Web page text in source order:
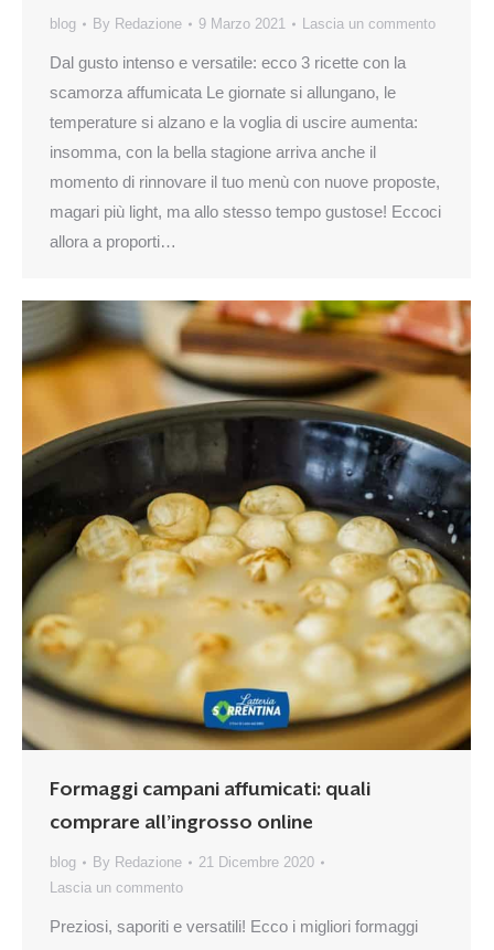
blog By Redazione 9 Marzo 2021 Lascia un commento
Dal gusto intenso e versatile: ecco 3 ricette con la
scamorza affumicata Le giornate si allungano, le
temperature si alzano e la voglia di uscire aumenta:
insomma, con la bella stagione arriva anche il
momento di rinnovare il tuo menù con nuove proposte,
magari più light, ma allo stesso tempo gustose! Eccoci
allora a proporti…
Formaggi campani affumicati: quali
comprare all’ingrosso online
blog By Redazione
21 Dicembre 2020
Lascia un commento
Preziosi, saporiti e versatili! Ecco i migliori formaggi